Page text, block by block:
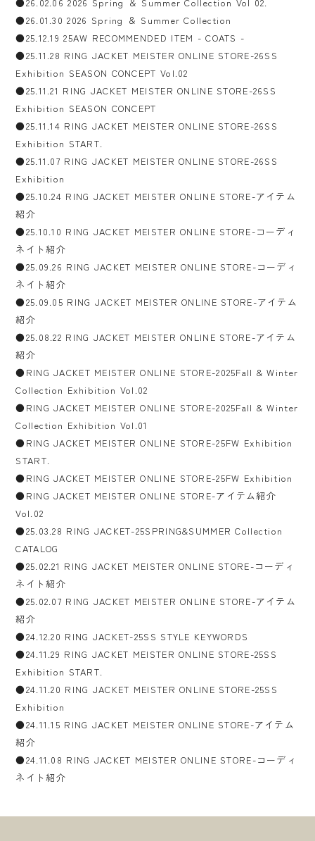
●26.01.30 2026 Spring ＆ Summer Collection
●25.12.19 25AW RECOMMENDED ITEM - COATS -
●25.11.28 RING JACKET MEISTER ONLINE STORE-26SS
Exhibition SEASON CONCEPT Vol.02
●25.11.21 RING JACKET MEISTER ONLINE STORE-26SS
Exhibition SEASON CONCEPT
●25.11.14 RING JACKET MEISTER ONLINE STORE-26SS
Exhibition START.
●25.11.07 RING JACKET MEISTER ONLINE STORE-26SS
Exhibition
●25.10.24 RING JACKET MEISTER ONLINE STORE-アイテム
紹介
●25.10.10 RING JACKET MEISTER ONLINE STORE-コーディ
ネイト紹介
●25.09.26 RING JACKET MEISTER ONLINE STORE-コーディ
ネイト紹介
●25.09.05 RING JACKET MEISTER ONLINE STORE-アイテム
紹介
●25.08.22 RING JACKET MEISTER ONLINE STORE-アイテム
紹介
●RING JACKET MEISTER ONLINE STORE-2025Fall & Winter
Collection Exhibition Vol.02
●RING JACKET MEISTER ONLINE STORE-2025Fall & Winter
Collection Exhibition Vol.01
●RING JACKET MEISTER ONLINE STORE-25FW Exhibition
START.
●RING JACKET MEISTER ONLINE STORE-25FW Exhibition
●RING JACKET MEISTER ONLINE STORE-アイテム紹介
Vol.02
●25.03.28 RING JACKET-25SPRING&SUMMER Collection
CATALOG
●25.02.21 RING JACKET MEISTER ONLINE STORE-コーディ
ネイト紹介
●25.02.07 RING JACKET MEISTER ONLINE STORE-アイテム
紹介
●24.12.20 RING JACKET-25SS STYLE KEYWORDS
●24.11.29 RING JACKET MEISTER ONLINE STORE-25SS
Exhibition START.
●24.11.20 RING JACKET MEISTER ONLINE STORE-25SS
Exhibition
●24.11.15 RING JACKET MEISTER ONLINE STORE-アイテム
紹介
●24.11.08 RING JACKET MEISTER ONLINE STORE-コーディ
ネイト紹介